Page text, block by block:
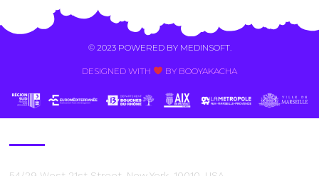
© 2023 POWERED BY MEDINSOFT.
DESIGNED WITH BY BOOYAKACHA​